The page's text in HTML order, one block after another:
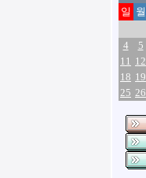
일 월
4
5
11 12
18 19
25 26